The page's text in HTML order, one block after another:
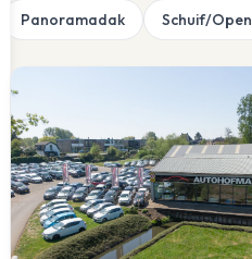
Panoramadak Schuif/